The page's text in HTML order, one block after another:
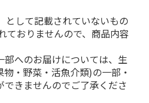
して記載されていないもの
ておりませんので、商品内容
へのお届けについては、生
・野菜・活魚介類)の一部・
きませんのでご了承くださ